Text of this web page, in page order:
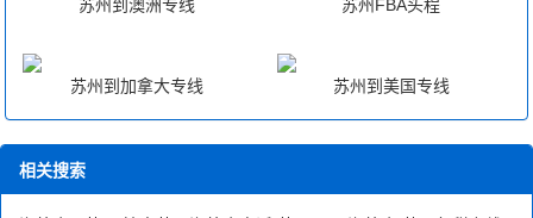
苏州到澳洲专线 苏州FBA头程
苏州到加拿大专线 苏州到美国专线
相关搜索